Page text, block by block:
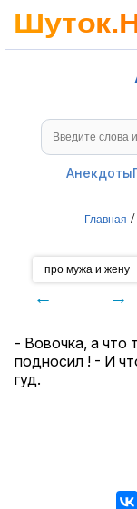
Анекдоты
Главная /
про мужа и жену
← →
- Вовочка, а что
подносил ! - И
гуд.